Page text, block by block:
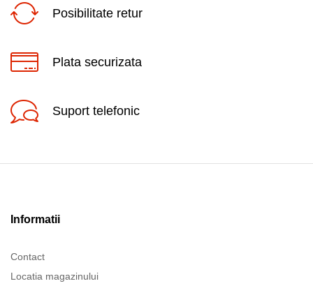
Posibilitate retur
Plata securizata
Suport telefonic
Informatii
Contact
Locatia magazinului